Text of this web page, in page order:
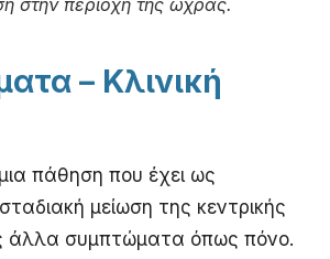
στην περιοχή της ωχράς.
– Κλινική
μια πάθηση που έχει ως
μείωση της κεντρικής
άλλα συμπτώματα όπως πόνο.